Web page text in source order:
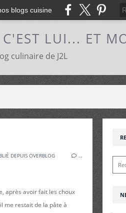
blogs cuisine
LUI... ET
culinaire de J2L
DEPUIS OVERBLOG …
après avoir fait les choux
me restait de la pâte à